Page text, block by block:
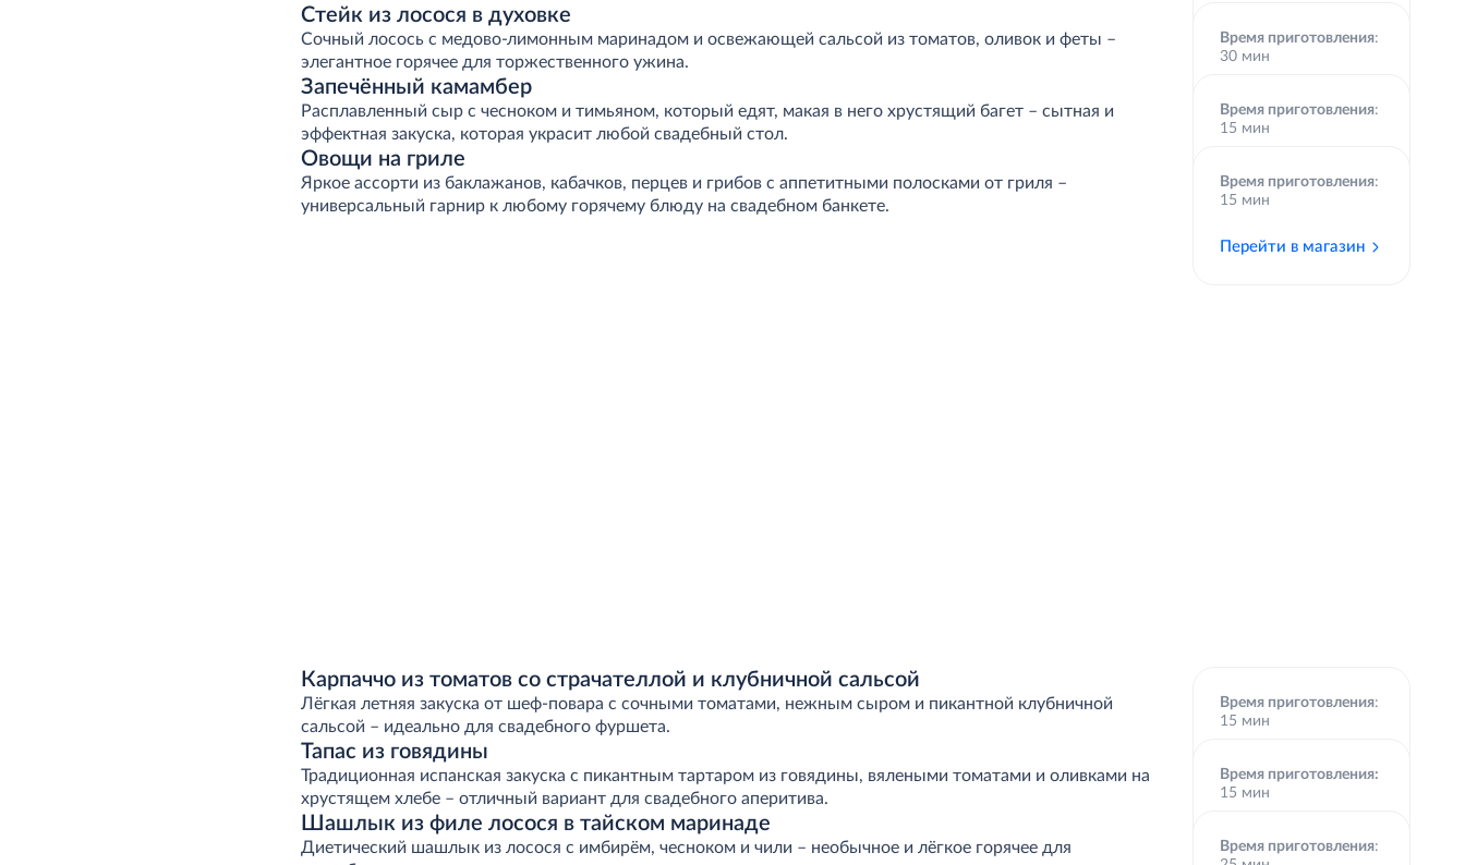
Перейти в магазин
Стейк из лосося в духовке
Сочный лосось с медово-лимонным маринадом и освежающей сальсой из томатов, оливок и феты –
элегантное горячее для торжественного ужина.
Время приготовления:
30 мин
Перейти в магазин
Запечённый камамбер
Расплавленный сыр с чесноком и тимьяном, который едят, макая в него хрустящий багет – сытная и
эффектная закуска, которая украсит любой свадебный стол.
Время приготовления:
15 мин
Перейти в магазин
Овощи на гриле
Яркое ассорти из баклажанов, кабачков, перцев и грибов с аппетитными полосками от гриля –
универсальный гарнир к любому горячему блюду на свадебном банкете.
Время приготовления:
15 мин
Перейти в магазин
Карпаччо из томатов со страчателлой и клубничной сальсой
Лёгкая летняя закуска от шеф-повара с сочными томатами, нежным сыром и пикантной клубничной
сальсой – идеально для свадебного фуршета.
Время приготовления:
15 мин
Перейти в магазин
Тапас из говядины
Традиционная испанская закуска с пикантным тартаром из говядины, вялеными томатами и оливками на
хрустящем хлебе – отличный вариант для свадебного аперитива.
Время приготовления:
15 мин
Перейти в магазин
Шашлык из филе лосося в тайском маринаде
Диетический шашлык из лосося с имбирём, чесноком и чили – необычное и лёгкое горячее для
Время приготовления: